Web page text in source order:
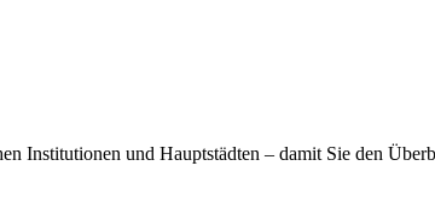
Institutionen und Hauptstädten – damit Sie den